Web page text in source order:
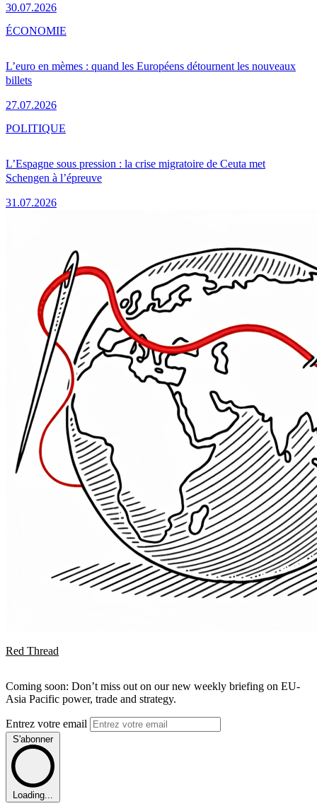
30.07.2026
L’euro en mèmes : quand les Européens détournent les nouveaux
billets
27.07.2026
ÉCONOMIE
L’Espagne sous pression : la crise migratoire de Ceuta met
Schengen à l’épreuve
31.07.2026
POLITIQUE
Red Thread
Coming soon: Don’t miss out on our new weekly briefing on EU-
Asia Pacific power, trade and strategy.
Entrez votre email
S'abonner
Loading...